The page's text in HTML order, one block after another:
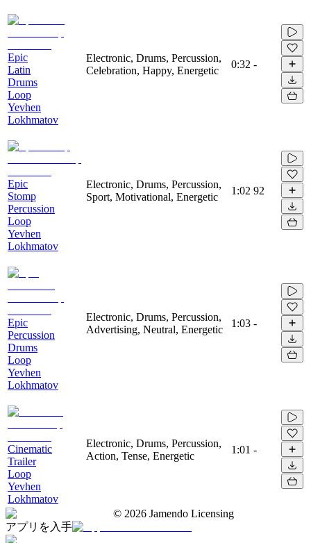
Epic
Latin
Drums
Loop
Yevhen
Lokhmatov
Electronic, Drums, Percussion,
Celebration, Happy, Energetic
0:32 -
Epic
Stomp
Percussion
Loop
Yevhen
Lokhmatov
Electronic, Drums, Percussion,
Sport, Motivational, Energetic
1:02 92
Epic
Percussion
Drums
Loop
Yevhen
Lokhmatov
Electronic, Drums, Percussion,
Advertising, Neutral, Energetic
1:03 -
Cinematic
Trailer
Loop
Yevhen
Lokhmatov
Electronic, Drums, Percussion,
Action, Tense, Energetic
1:01 -
© 2026 Jamendo Licensing
アプリを入手